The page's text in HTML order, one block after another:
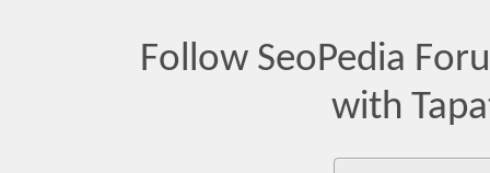
Follow SeoPedia
with